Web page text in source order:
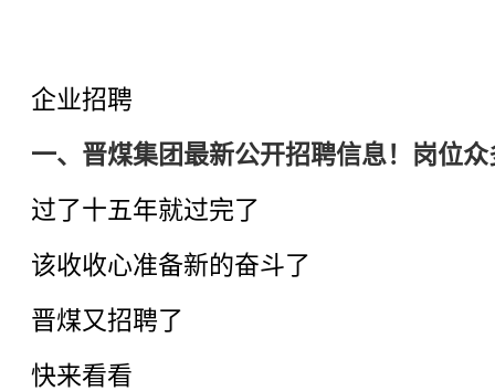
企业招聘
一、晋煤集团最新公开招聘信息！岗位
过了十五年就过完了
该收收心准备新的奋斗了
晋煤又招聘了
快来看看